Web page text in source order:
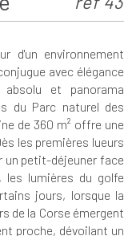
d'un environnement
avec élégance
et panorama
du Parc naturel des
de 360 m² offre une
les premières lueurs
un petit-déjeuner face
lumières du golfe
jours, lorsque la
de la Corse émergent
proche, dévoilant un